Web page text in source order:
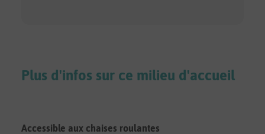
Plus d'infos sur ce milieu d'accueil
Accessible aux chaises roulantes